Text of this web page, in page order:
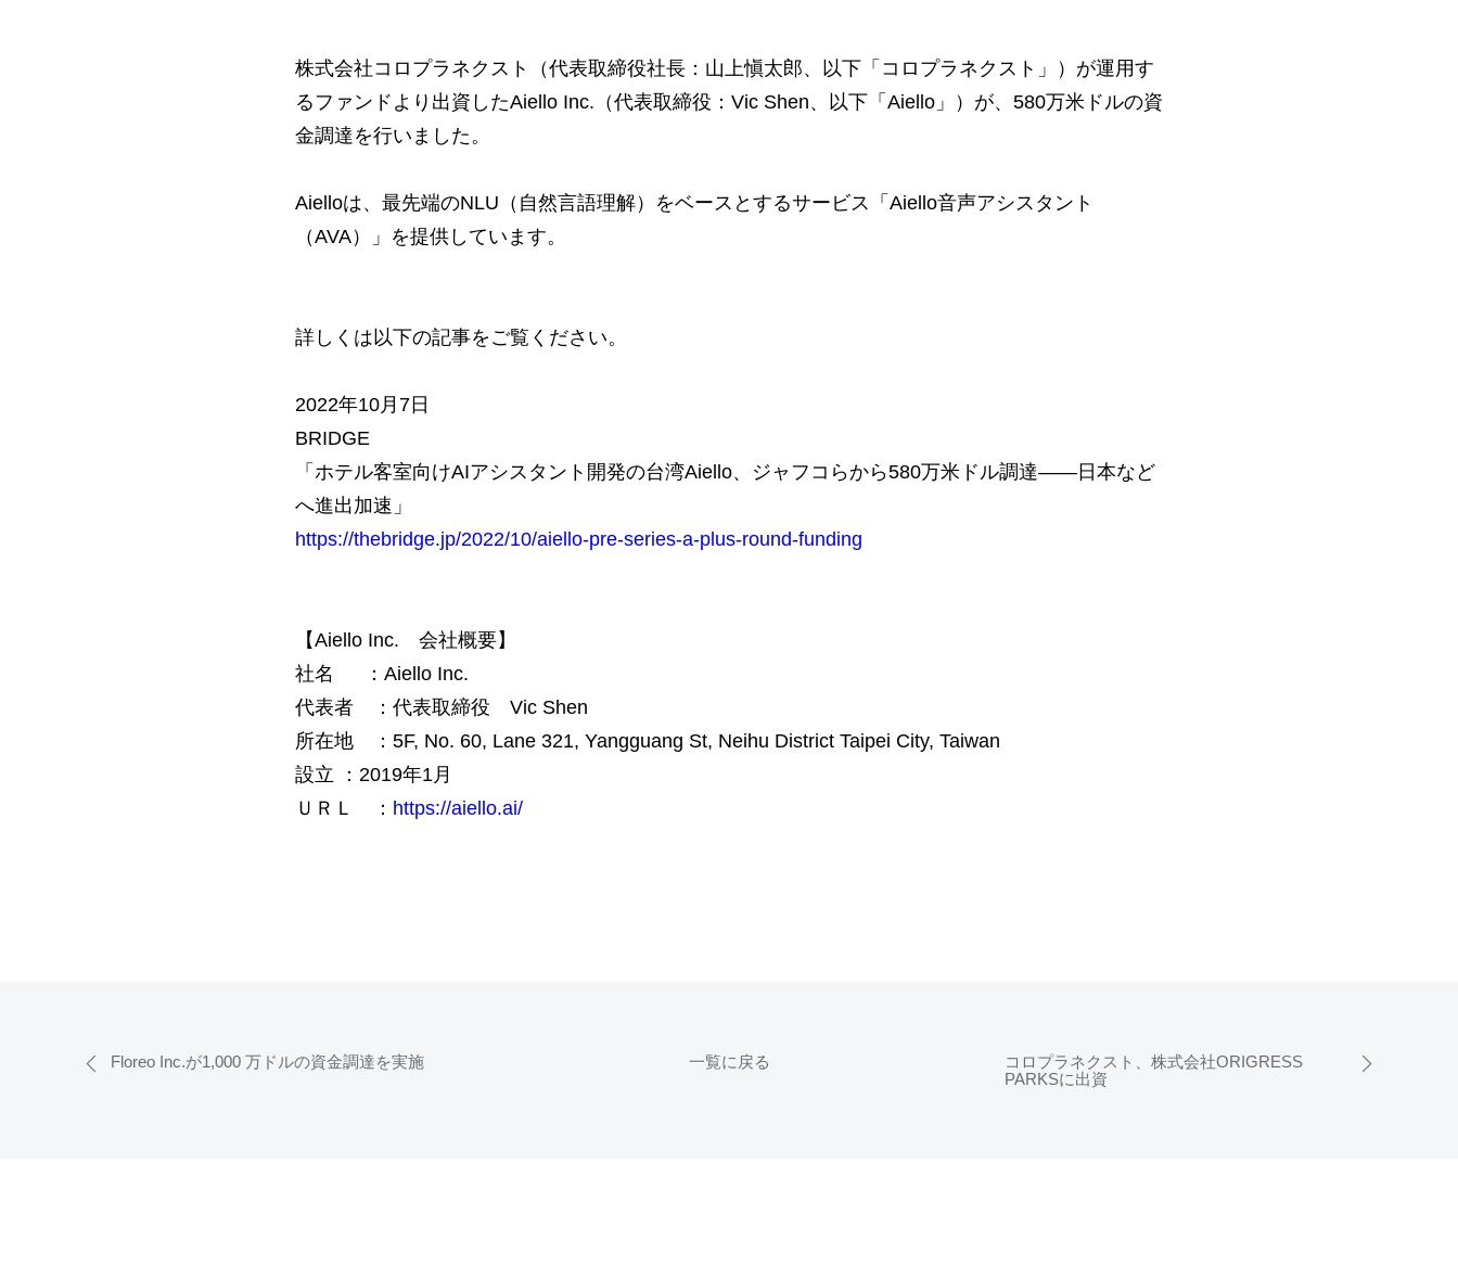
株式会社コロプラネクスト（代表取締役社長：山上愼太郎、以下「コロプラネクスト」）が運用す
るファンドより出資したAiello Inc.（代表取締役：Vic Shen、以下「Aiello」）が、580万米ドルの資
金調達を行いました。
Aielloは、最先端のNLU（自然言語理解）をベースとするサービス「Aiello音声アシスタント
（AVA）」を提供しています。
詳しくは以下の記事をご覧ください。
2022年10月7日
BRIDGE
「ホテル客室向けAIアシスタント開発の台湾Aiello、ジャフコらから580万米ドル調達——日本など
へ進出加速」
https://thebridge.jp/2022/10/aiello-pre-series-a-plus-round-funding
【Aiello Inc. 会社概要】
社名 ：Aiello Inc.
代表者 ：代表取締役 Vic Shen
所在地 ：5F, No. 60, Lane 321, Yangguang St, Neihu District Taipei City, Taiwan
設立 ：2019年1月
ＵＲＬ ： https://aiello.ai/
Floreo Inc.が1,000 万ドルの資金調達を実施 一覧に戻る
コロプラネクスト、株式会社ORIGRESS
PARKSに出資